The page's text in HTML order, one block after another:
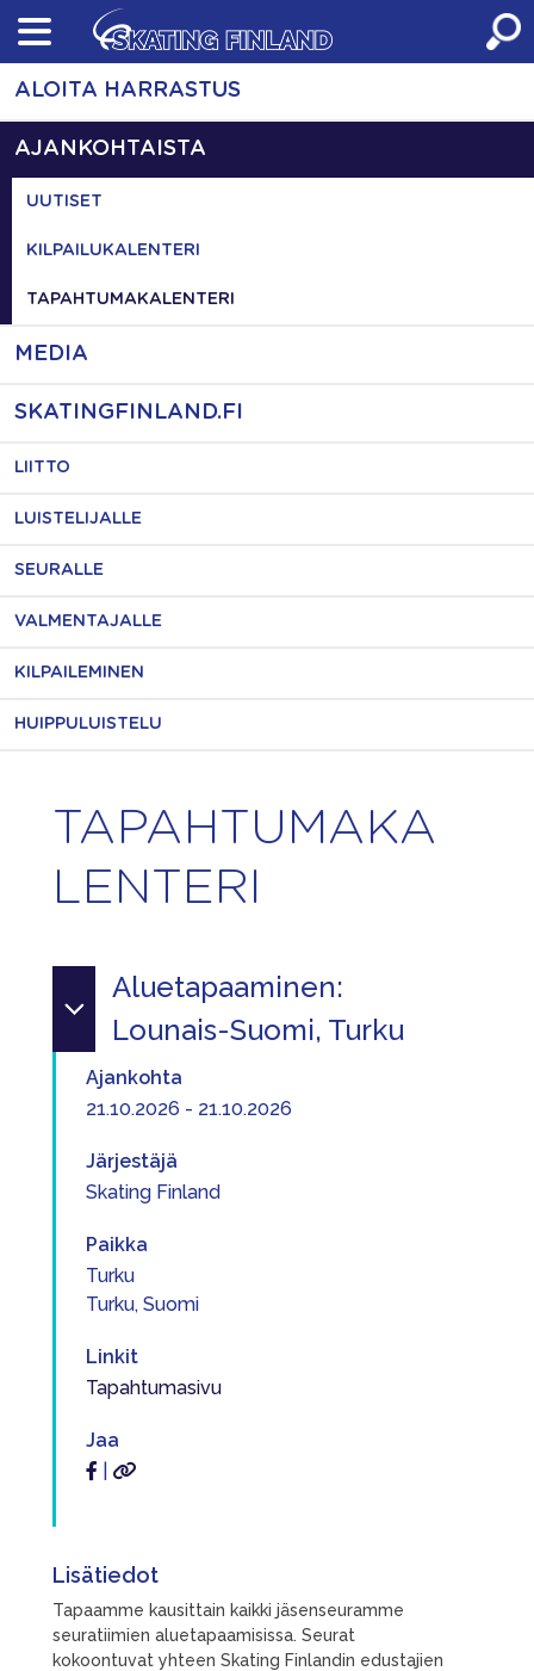
Skip
content
ALOITA HARRASTUS
AJANKOHTAISTA
UUTISET
KILPAILUKALENTERI
TAPAHTUMAKALENTERI
MEDIA
SKATINGFINLAND.FI
LIITTO
LUISTELIJALLE
SEURALLE
VALMENTAJALLE
KILPAILEMINEN
HUIPPULUISTELU
TAPAHTUMAKA
LENTERI
Aluetapaaminen:
Lounais-Suomi, Turku
Ajankohta
21.10.2026 - 21.10.2026
Järjestäjä
Skating Finland
Paikka
Turku
Turku, Suomi
Linkit
Tapahtumasivu
Jaa
Lisätiedot
Tapaamme kausittain kaikki jäsenseuramme
seuratiimien aluetapaamisissa. Seurat
kokoontuvat yhteen Skating Finlandin edustajien